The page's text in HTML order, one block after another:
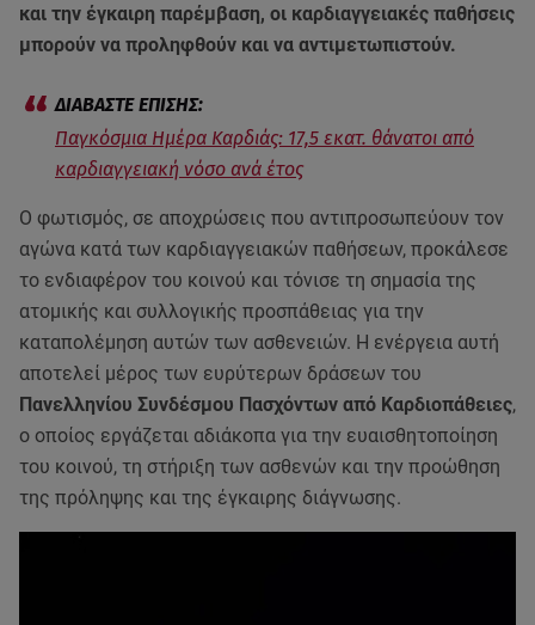
και την έγκαιρη παρέμβαση, οι καρδιαγγειακές παθήσεις
μπορούν να προληφθούν και να αντιμετωπιστούν.
Παγκόσμια Ημέρα Καρδιάς: 17,5 εκατ. θάνατοι από
καρδιαγγειακή νόσο ανά έτος
Ο φωτισμός, σε αποχρώσεις που αντιπροσωπεύουν τον
αγώνα κατά των καρδιαγγειακών παθήσεων, προκάλεσε
το ενδιαφέρον του κοινού και τόνισε τη σημασία της
ατομικής και συλλογικής προσπάθειας για την
καταπολέμηση αυτών των ασθενειών. Η ενέργεια αυτή
αποτελεί μέρος των ευρύτερων δράσεων του
Πανελληνίου Συνδέσμου Πασχόντων από Καρδιοπάθειες,
ο οποίος εργάζεται αδιάκοπα για την ευαισθητοποίηση
του κοινού, τη στήριξη των ασθενών και την προώθηση
της πρόληψης και της έγκαιρης διάγνωσης.